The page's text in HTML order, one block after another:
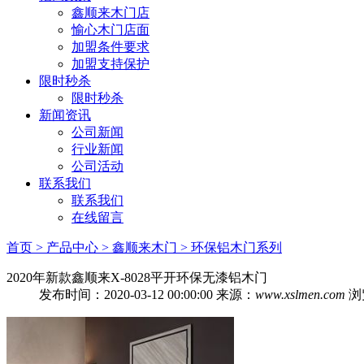
鑫顺来木门店
愉心木门店面
加盟条件要求
加盟支持保护
限时秒杀
限时秒杀
新闻资讯
公司新闻
行业新闻
公司活动
联系我们
联系我们
在线留言
首页 > 产品中心 > 鑫顺来木门 > 环保铝木门系列
2020年新款鑫顺来X-8028平开环保无漆铝木门
发布时间：2020-03-12 00:00:00 来源： www.xslmen.com 浏